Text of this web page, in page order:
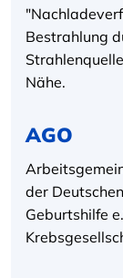
Bestrahlung
Nähe.
AGO
der
Geburtshilfe